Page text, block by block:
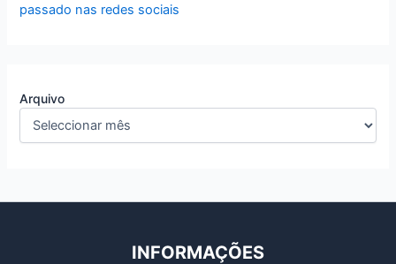
passado nas redes sociais
Arquivo
INFORMAÇÕES